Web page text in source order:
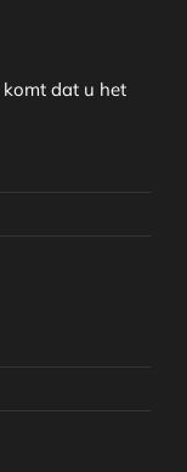
dat u het